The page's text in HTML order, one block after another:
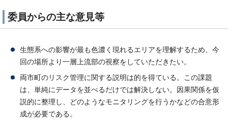
委員からの主な意見等
生態系への影響が最も色濃く現れるエリアを理解するため、今
回の場所より一層上流部の視察をしていただきたい。
両市町のリスク管理に関する説明は的を得ている。この課題
は、単純にデータを並べるだけでは解決しない。因果関係を仮
説的に整理し、どのようなモニタリングを行うかなどの合意形
成が必要である。